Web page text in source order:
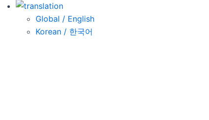
Global / English
Korean / 한국어